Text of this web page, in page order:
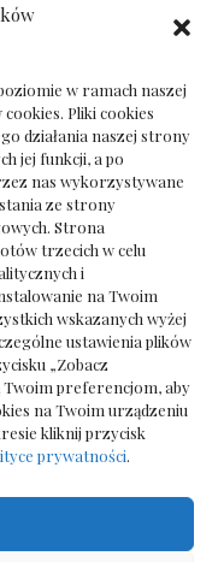
w ramach naszej
Pliki cookies
działania naszej strony
jej funkcji, a po
nas wykorzystywane
ze strony
Strona
trzecich w celu
i
na Twoim
wskazanych wyżej
ustawienia plików
„Zobacz
Twoim preferencjom, aby
na Twoim urządzeniu
kliknij przycisk
prywatności.
przy zmianie biura
jak wybrać bez